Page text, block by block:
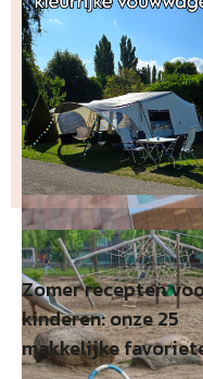
Zomer recepten
kinderen: onze 25
makkelijke